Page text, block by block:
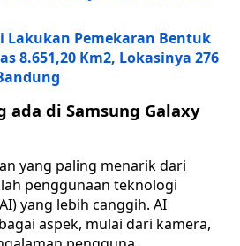
Lakukan Pemekaran Bentuk
8.651,20 Km2, Lokasinya 276
ada di Samsung Galaxy
yang paling menarik dari
penggunaan teknologi
yang lebih canggih. AI
aspek, mulai dari kamera,